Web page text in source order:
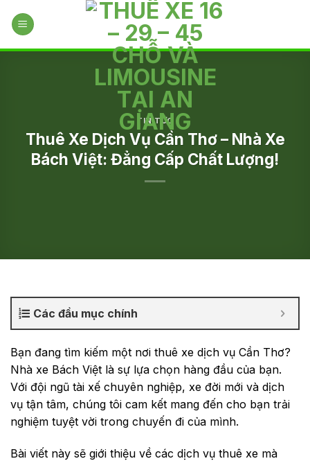
TIN TỨC
Thuê Xe Dịch Vụ Cần Thơ – Nhà Xe
Bách Việt: Đẳng Cấp Chất Lượng!
Các đầu mục chính
Bạn đang tìm kiếm một nơi thuê xe dịch vụ Cần Thơ?
Nhà xe Bách Việt là sự lựa chọn hàng đầu của bạn.
Với đội ngũ tài xế chuyên nghiệp, xe đời mới và dịch
vụ tận tâm, chúng tôi cam kết mang đến cho bạn trải
nghiệm tuyệt vời trong chuyến đi của mình.
Bài viết này sẽ giới thiệu về các dịch vụ thuê xe mà